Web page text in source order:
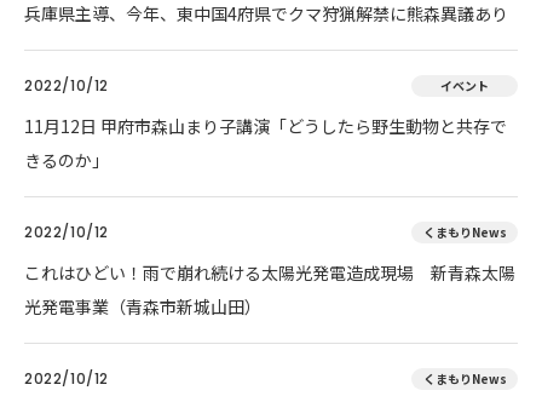
兵庫県主導、今年、東中国4府県でクマ狩猟解禁に熊森異議あり
2022/10/12 イベント
11月12日 甲府市森山まり子講演「どうしたら野生動物と共存で
きるのか」
2022/10/12 くまもりNews
これはひどい！雨で崩れ続ける太陽光発電造成現場 新青森太陽
光発電事業（青森市新城山田）
2022/10/12 くまもりNews